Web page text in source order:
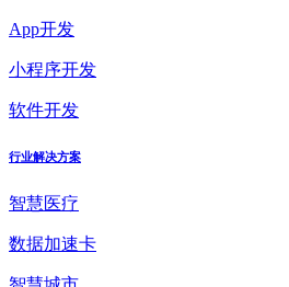
App开发
小程序开发
软件开发
行业解决方案
智慧医疗
数据加速卡